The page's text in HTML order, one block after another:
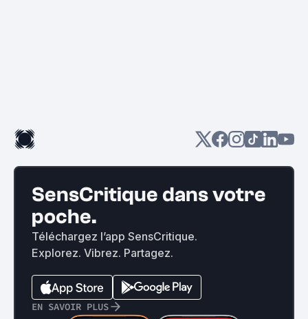
SensCritique dans votre
poche.
Téléchargez l’app SensCritique.
Explorez. Vibrez. Partagez.
EN SAVOIR PLUS